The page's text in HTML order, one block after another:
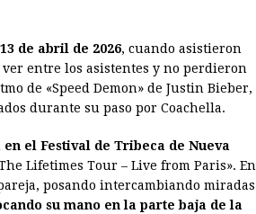
de abril de 2026, cuando asistieron
entre los asistentes y no perdieron
de «Speed Demon» de Justin Bieber,
durante su paso por Coachella.
el Festival de Tribeca de Nueva
Lifetimes Tour – Live from Paris». En
posando intercambiando miradas
su mano en la parte baja de la